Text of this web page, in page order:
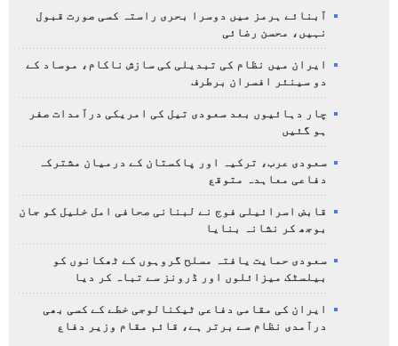
آبنائے ہرمز میں دوسرا بحری راستہ کسی صورت قبول
نہیں، محسن رضائی
ایران میں نظام کی تبدیلی کی سازش ناکام، موساد کے
دو سینئر افسران برطرف
چار دہائیوں بعد سعودی تیل کی امریکی درآمدات صفر
ہو گئیں
سعودی عرب، ترکیہ اور پاکستان کے درمیان مشترکہ
دفاعی معاہدہ متوقع
قابض اسرائیلی فوج نے لبنانی صحافی امل خلیل کو جان
بوجھ کر نشانہ بنایا
سعودی حمایت یافتہ مسلح گروہوں کے ٹھکانوں کو
بیلسٹک میزائلوں اور ڈرونز سے تباہ کر دیا
ایران کی مقامی دفاعی ٹیکنالوجی خطے کے کسی بھی
درآمدی نظام سے برتر ہے، قائم مقام وزیر دفاع